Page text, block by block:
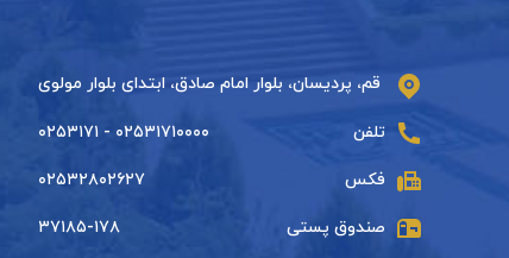
قم، پردیسان، بلوار امام صادق، ابتدای بلوار مولوی
تلفن ۰۲۵۳۱۷۱۰۰۰۰ - ۰۲۵۳۱۷۱
فکس ۰۲۵۳۲۸۰۲۶۲۷
صندوق پستی ۳۷۱۸۵-۱۷۸